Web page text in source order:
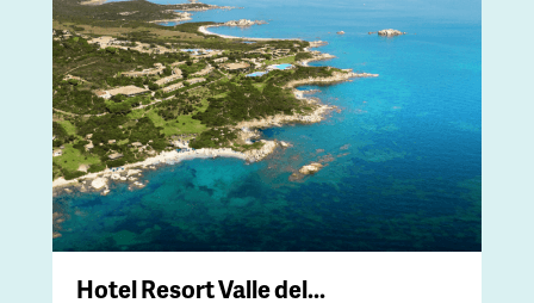
Hotel Resort Valle del...